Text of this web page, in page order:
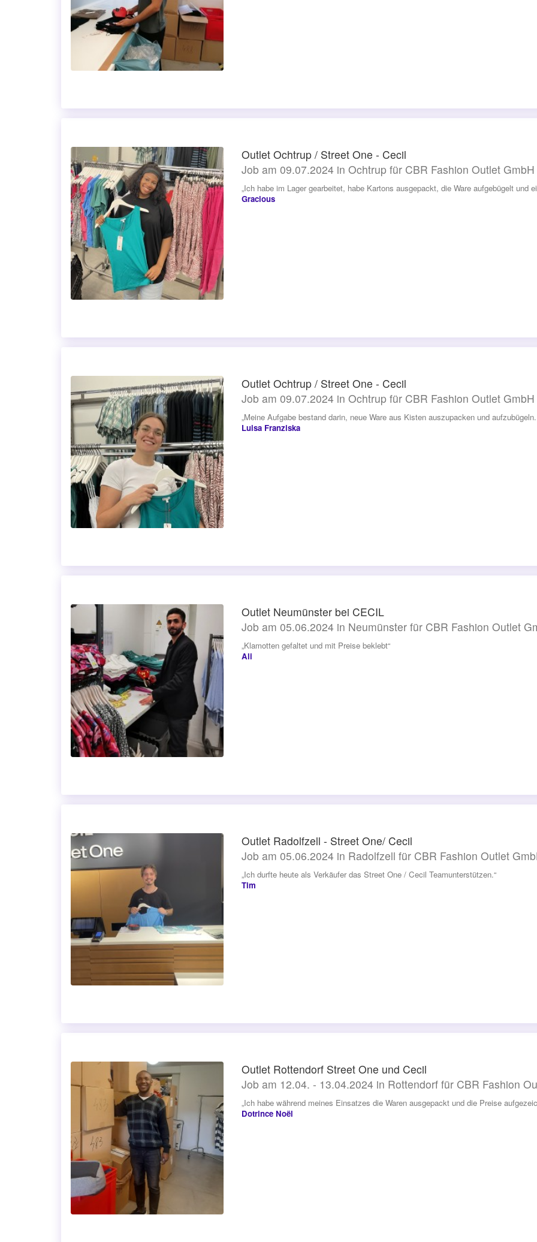
Outlet Ochtrup / Street One - Cecil
Job am 09.07.2024 in Ochtrup für CBR Fashion Outlet GmbH
„Ich habe im Lager gearbeitet, habe Kartons ausgepackt, die Ware aufgebügelt und
Gracious
Outlet Ochtrup / Street One - Cecil
Job am 09.07.2024 in Ochtrup für CBR Fashion Outlet GmbH
„Meine Aufgabe bestand darin, neue Ware aus Kisten auszupacken und aufzubügeln.
Luisa Franziska
Outlet Neumünster bei CECIL
Job am 05.06.2024 in Neumünster für CBR Fashion Outlet
„Klamotten gefaltet und mit Preise beklebt“
Ali
Outlet Radolfzell - Street One/ Cecil
Job am 05.06.2024 in Radolfzell für CBR Fashion Outlet
„Ich durfte heute als Verkäufer das Street One / Cecil Teamunterstützen.“
Tim
Outlet Rottendorf Street One und Cecil
Job am 12.04. - 13.04.2024 in Rottendorf für CBR Fashion
„Ich habe während meines Einsatzes die Waren ausgepackt und die Preise
Dotrince Noël